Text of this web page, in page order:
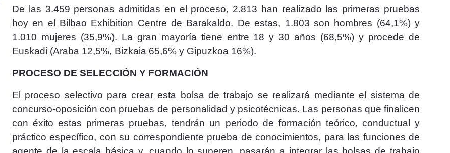
De las 3.459 personas admitidas en el proceso, 2.813 han realizado las primeras pruebas
hoy en el Bilbao Exhibition Centre de Barakaldo. De estas, 1.803 son hombres (64,1%) y
1.010 mujeres (35,9%). La gran mayoría tiene entre 18 y 30 años (68,5%) y procede de
Euskadi (Araba 12,5%, Bizkaia 65,6% y Gipuzkoa 16%).
PROCESO DE SELECCIÓN Y FORMACIÓN
El proceso selectivo para crear esta bolsa de trabajo se realizará mediante el sistema de
concurso-oposición con pruebas de personalidad y psicotécnicas. Las personas que finalicen
con éxito estas primeras pruebas, tendrán un periodo de formación teórico, conductual y
práctico específico, con su correspondiente prueba de conocimientos, para las funciones de